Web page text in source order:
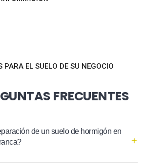
PARA EL SUELO DE SU NEGOCIO
FRECUENTES
de un suelo de hormigón en